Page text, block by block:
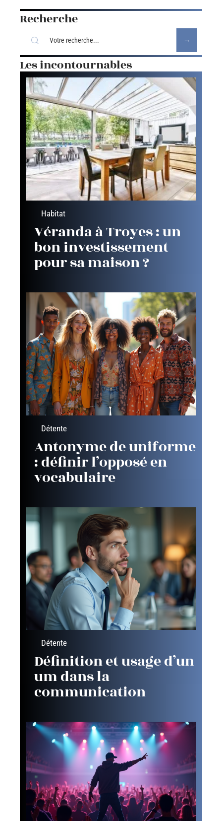
Recherche
Les incontournables
Habitat
Véranda à Troyes : un
bon investissement
pour sa maison ?
Détente
Antonyme de uniforme
: définir l’opposé en
vocabulaire
Détente
Définition et usage d’un
um dans la
communication